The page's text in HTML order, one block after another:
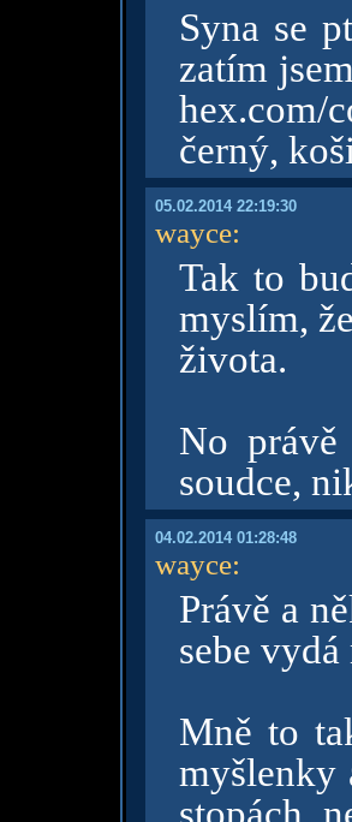
Syna se
zatím
hex.com/
černý,
05.02.2014 22:19:30
wayce:
Tak to
myslím,
života.
No
soudce,
04.02.2014 01:28:48
wayce:
Právě a
sebe
Mně to
myšlenky